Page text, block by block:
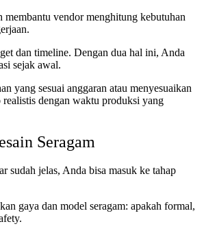
membantu vendor menghitung kebutuhan
dan timeline. Dengan dua hal ini, Anda
sejak awal.
yang sesuai anggaran atau menyesuaikan
realistis dengan waktu produksi yang
Seragam
sudah jelas, Anda bisa masuk ke tahap
gaya dan model seragam: apakah formal,